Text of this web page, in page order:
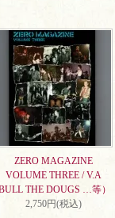
ZERO MAGAZINE
VOLUME THREE / V.A
THE DOUGS …等）
2,750円(税込)